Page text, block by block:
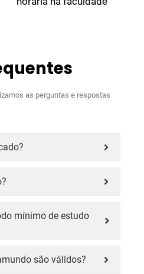
as perguntas e respostas
mínimo de estudo
são válidos?